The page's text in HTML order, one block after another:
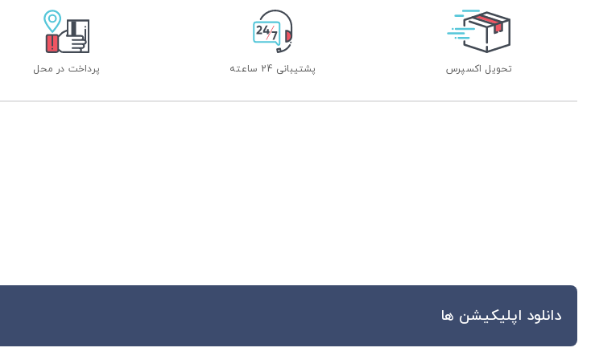
تحویل اکسپرس پشتیبانی 24 ساعته پرداخت در محل
دانلود اپلیکیشن ها